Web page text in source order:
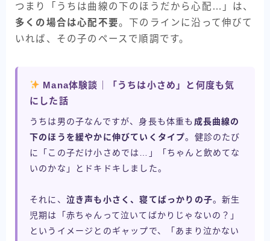
つまり「うちは曲線の下のほうだから心配…」は、
多くの場合は心配不要。下のラインに沿って伸びて
いれば、その子のペースで順調です。
Mana体験談｜「うちは小さめ」と何度も気
にした話
うちは男の子なんですが、身長も体重も 成長曲線の
下のほうを緩やかに伸びていくタイプ。健診のたび
に「この子だけ小さめでは…」「ちゃんと飲めてな
いのかな」とドキドキしました。
それに、 泣き声も小さく、寝てばっかりの子。新生
児期は「赤ちゃんって泣いてばかりじゃないの？」
というイメージとのギャップで、「あまり泣かない